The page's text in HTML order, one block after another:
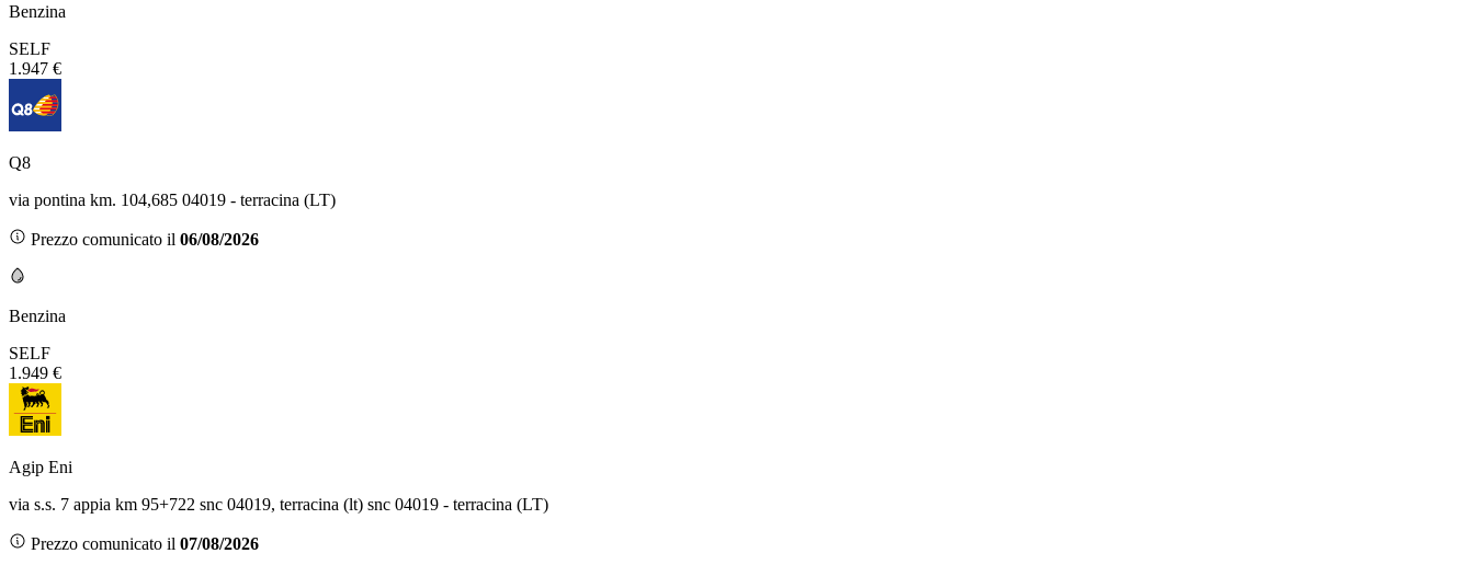
Benzina
SELF
1.947 €
Q8
via pontina km. 104,685 04019 - terracina (LT)
Prezzo comunicato il 06/08/2026
Benzina
SELF
1.949 €
Agip Eni
via s.s. 7 appia km 95+722 snc 04019, terracina (lt) snc 04019 - terracina (LT)
Prezzo comunicato il 07/08/2026